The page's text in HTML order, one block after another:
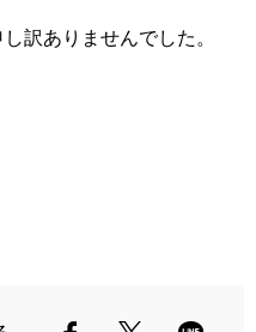
訳ありませんでした。